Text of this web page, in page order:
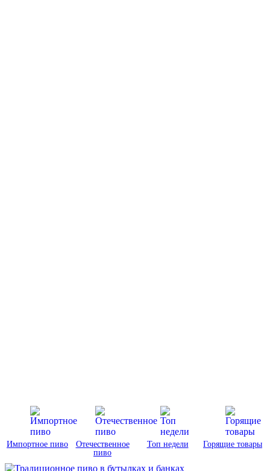
Импортное пиво
Отечественное
пиво
Топ недели Горящие товары